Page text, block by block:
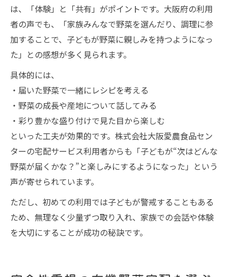
は、「体験」と「共有」がポイントです。大阪府の利用
者の声でも、「家族みんなで野菜を選んだり、調理に参
加することで、子どもが野菜に親しみを持つようになっ
た」との感想が多く見られます。
具体的には、
・届いた野菜で一緒にレシピを考える
・野菜の成長や産地について話してみる
・彩り豊かな盛り付けで見た目から楽しむ
といった工夫が効果的です。株式会社大阪愛農食品セン
ターの宅配サービス利用者からも「子どもが“次はどんな
野菜が届くかな？”と楽しみにするようになった」という
声が寄せられています。
ただし、初めての利用では子どもが警戒することもある
ため、無理なく少量ずつ取り入れ、家族での会話や体験
を大切にすることが成功の秘訣です。